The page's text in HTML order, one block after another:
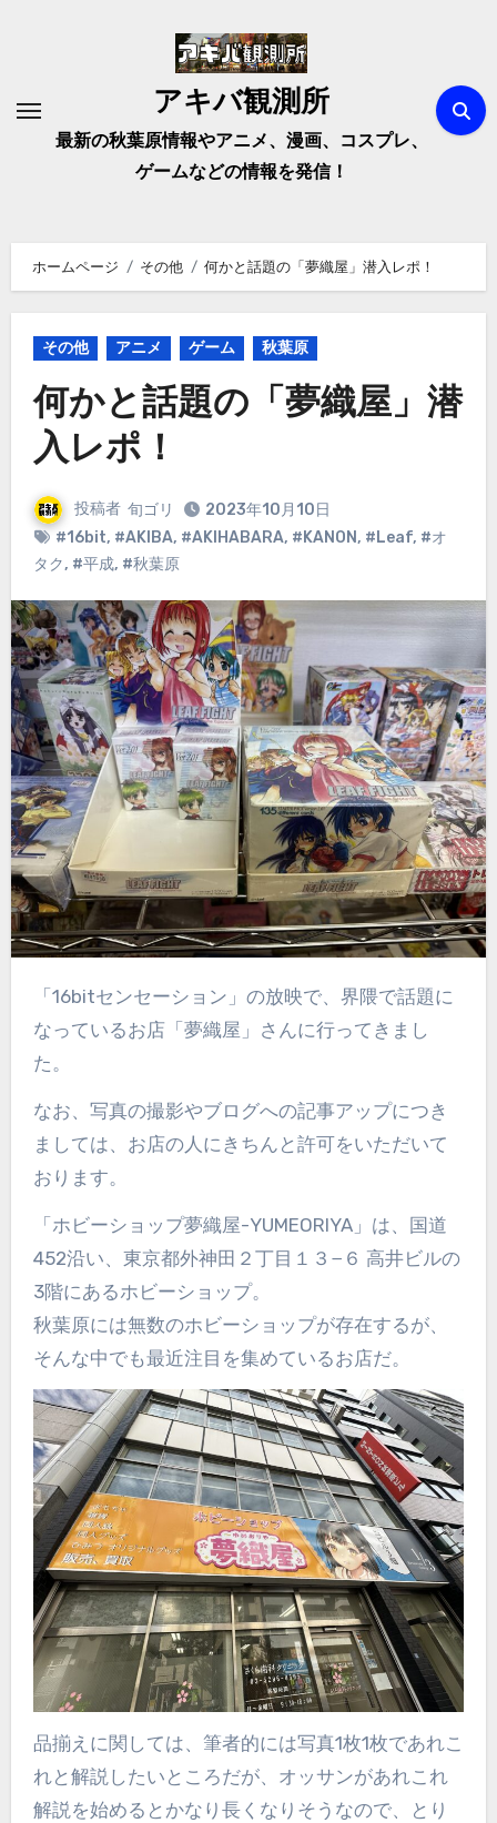
アキバ観測所
最新の秋葉原情報やアニメ、漫画、コスプレ、
ゲームなどの情報を発信！
ホームページ その他 何かと話題の「夢織屋」潜入レポ！
その他 アニメ ゲーム 秋葉原
何かと話題の「夢織屋」潜
入レポ！
投稿者 旬ゴリ
2023年10月10日
#16bit, #AKIBA, #AKIHABARA, #KANON, #Leaf, #オ
タク, #平成, #秋葉原
「16bitセンセーション」の放映で、界隈で話題に
なっているお店「夢織屋」さんに行ってきまし
た。
なお、写真の撮影やブログへの記事アップにつき
ましては、お店の人にきちんと許可をいただいて
おります。
「ホビーショップ夢織屋-YUMEORIYA」は、国道
452沿い、東京都外神田２丁目１３−６ 高井ビルの
3階にあるホビーショップ。
秋葉原には無数のホビーショップが存在するが、
そんな中でも最近注目を集めているお店だ。
品揃えに関しては、筆者的には写真1枚1枚であれこ
れと解説したいところだが、オッサンがあれこれ
解説を始めるとかなり長くなりそうなので、とり